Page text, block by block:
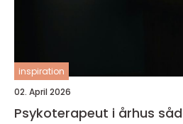
inspiration
02. April 2026
Psykoterapeut i århus sådan finder du den